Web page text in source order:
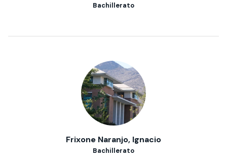
Bachillerato
Frixone Naranjo, Ignacio
Bachillerato